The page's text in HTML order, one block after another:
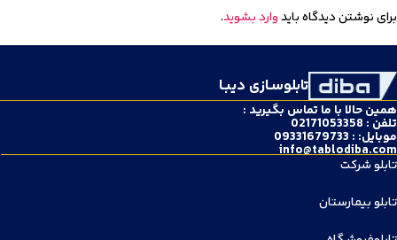
برای نوشتن دیدگاه بایدوارد بشوید.
تابلوسـازی دیبـا
همین حالا با ما تماس بگیرید :
تلفن : 02171053358
موبایل: : 09331679733
info@tablodiba.com
تابلو شرکت
تابلو بیمارستان